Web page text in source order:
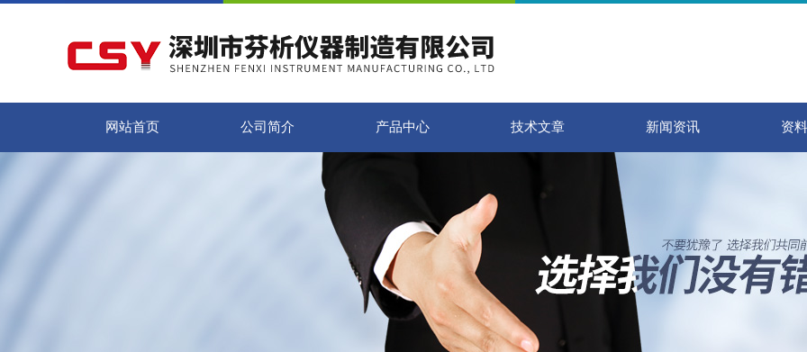
网站首页 公司简介 产品中心 技术文章 新闻资讯 资